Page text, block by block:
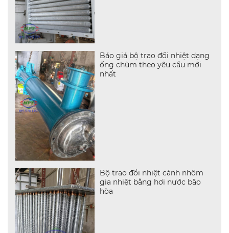
Báo giá bộ trao đổi nhiệt dạng
ống chùm theo yêu cầu mới
nhất
Bộ trao đổi nhiệt cánh nhôm
gia nhiệt bằng hơi nước bão
hòa